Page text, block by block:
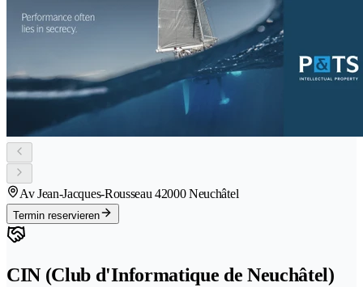
Av Jean-Jacques-Rousseau 42000 Neuchâtel
Termin reservieren
CIN (Club d'Informatique de Neuchâtel)